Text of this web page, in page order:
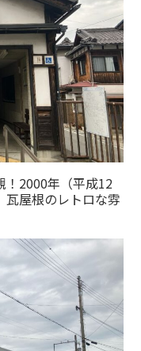
！2000年（平成12
瓦屋根のレトロな雰